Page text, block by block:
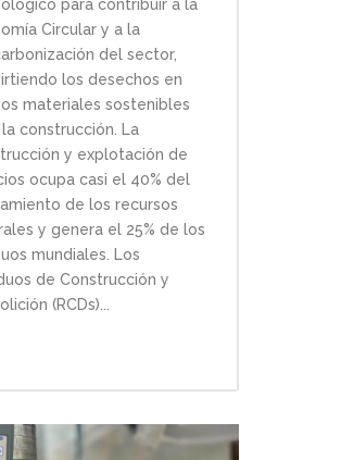
para contribuir a la
Circular y a la
del sector,
los desechos en
materiales sostenibles
construcción. La
y explotación de
ocupa casi el 40% del
de los recursos
y genera el 25% de los
mundiales. Los
de Construcción y
(RCDs)...